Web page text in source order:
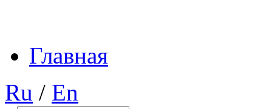
Главная
Ru / En